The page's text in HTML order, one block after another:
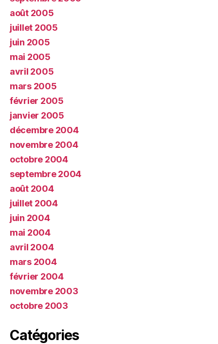
août 2005
juillet 2005
juin 2005
mai 2005
avril 2005
mars 2005
février 2005
janvier 2005
décembre 2004
novembre 2004
octobre 2004
septembre 2004
août 2004
juillet 2004
juin 2004
mai 2004
avril 2004
mars 2004
février 2004
novembre 2003
octobre 2003
Catégories